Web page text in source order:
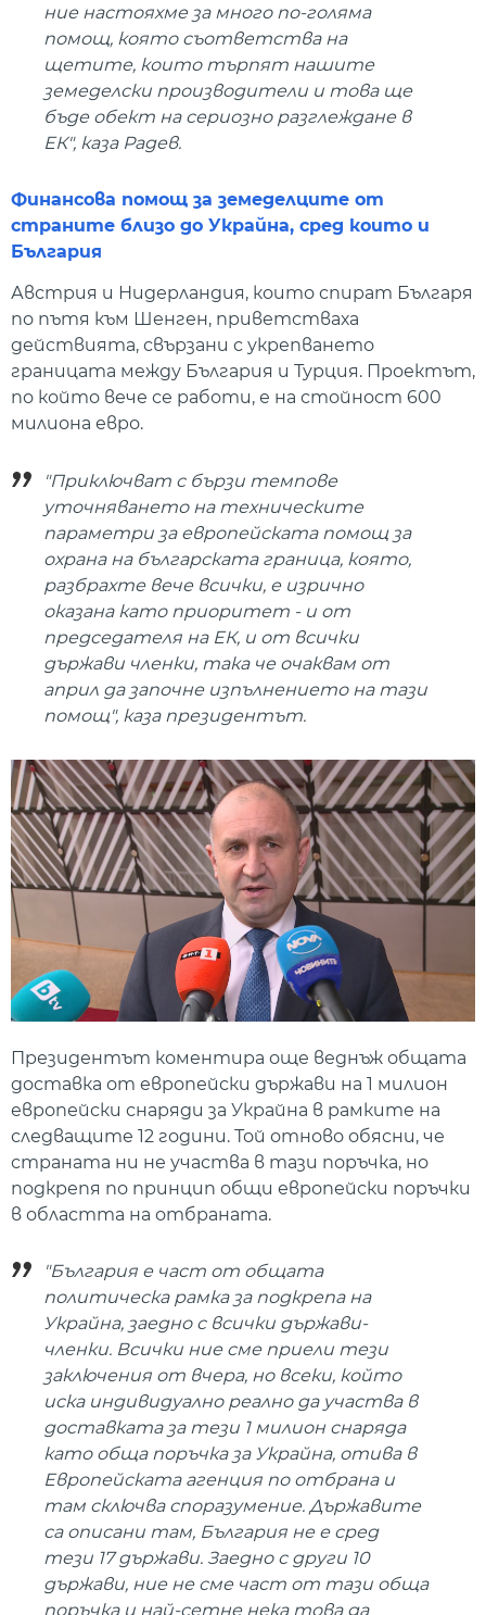
ние настояхме за много по-голяма
помощ, която съответства на
щетите, които търпят нашите
земеделски производители и това ще
бъде обект на сериозно разглеждане в
ЕК", каза Радев.
Финансова помощ за земеделците от
страните близо до Украйна, сред които и
България
Австрия и Нидерландия, които спират Българя
по пътя към Шенген, приветстваха
действията, свързани с укрепването
границата между България и Турция. Проектът,
по който вече се работи, е на стойност 600
милиона евро.
"Приключват с бързи темпове
уточняването на техническите
параметри за европейската помощ за
охрана на българската граница, която,
разбрахте вече всички, е изрично
оказана като приоритет - и от
председателя на ЕК, и от всички
държави членки, така че очаквам от
април да започне изпълнението на тази
помощ", каза президентът.
Президентът коментира още веднъж общата
доставка от европейски държави на 1 милион
европейски снаряди за Украйна в рамките на
следващите 12 години. Той отново обясни, че
страната ни не участва в тази поръчка, но
подкрепя по принцип общи европейски поръчки
в областта на отбраната.
"България е част от общата
политическа рамка за подкрепа на
Украйна, заедно с всички държави-
членки. Всички ние сме приели тези
заключения от вчера, но всеки, който
иска индивидуално реално да участва в
доставката за тези 1 милион снаряда
като обща поръчка за Украйна, отива в
Европейската агенция по отбрана и
там сключва споразумение. Държавите
са описани там, България не е сред
тези 17 държави. Заедно с други 10
държави, ние не сме част от тази обща
поръчка и най-сетне нека това да